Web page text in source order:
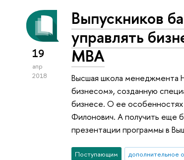
19
апр
2018
Выпускников
управлять
МВА
Высшая школа менеджмента
бизнесом», созданную
бизнесе. О ее
Филонович. А получить еще
презентации программы в
Поступающим дополнительное